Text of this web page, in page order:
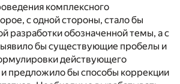
комплексного
с одной стороны, стало бы
разработки обозначенной темы, а с
бы существующие пробелы и
действующего
и предложило бы способы коррекции